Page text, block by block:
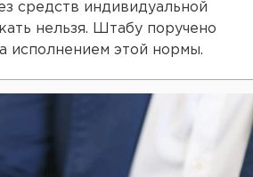
средств индивидуальной
нельзя. Штабу поручено
исполнением этой нормы.